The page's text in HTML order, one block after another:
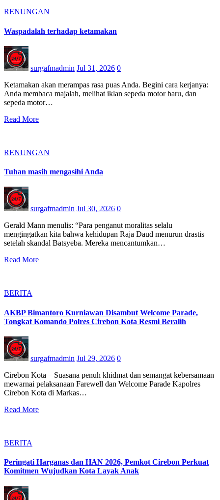
RENUNGAN
Waspadalah terhadap ketamakan
surgafmadmin Jul 31, 2026 0
Ketamakan akan merampas rasa puas Anda. Begini cara kerjanya:
Anda membaca majalah, melihat iklan sepeda motor baru, dan
sepeda motor…
Read More
RENUNGAN
Tuhan masih mengasihi Anda
surgafmadmin Jul 30, 2026 0
Gerald Mann menulis: “Para penganut moralitas selalu
mengingatkan kita bahwa kehidupan Raja Daud menurun drastis
setelah skandal Batsyeba. Mereka mencantumkan…
Read More
BERITA
AKBP Bimantoro Kurniawan Disambut Welcome Parade,
Tongkat Komando Polres Cirebon Kota Resmi Beralih
surgafmadmin Jul 29, 2026 0
Cirebon Kota – Suasana penuh khidmat dan semangat kebersamaan
mewarnai pelaksanaan Farewell dan Welcome Parade Kapolres
Cirebon Kota di Markas…
Read More
BERITA
Peringati Harganas dan HAN 2026, Pemkot Cirebon Perkuat
Komitmen Wujudkan Kota Layak Anak